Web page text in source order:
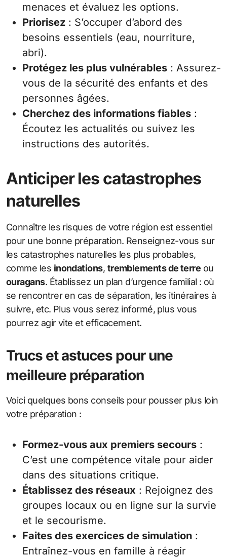
menaces et évaluez les options.
Priorisez : S’occuper d’abord des
besoins essentiels (eau, nourriture,
abri).
Protégez les plus vulnérables : Assurez-
vous de la sécurité des enfants et des
personnes âgées.
Cherchez des informations fiables :
Écoutez les actualités ou suivez les
instructions des autorités.
Anticiper les catastrophes
naturelles
Connaître les risques de votre région est essentiel
pour une bonne préparation. Renseignez-vous sur
les catastrophes naturelles les plus probables,
comme les inondations, tremblements de terre ou
ouragans. Établissez un plan d’urgence familial : où
se rencontrer en cas de séparation, les itinéraires à
suivre, etc. Plus vous serez informé, plus vous
pourrez agir vite et efficacement.
Trucs et astuces pour une
meilleure préparation
Voici quelques bons conseils pour pousser plus loin
votre préparation :
Formez-vous aux premiers secours :
C’est une compétence vitale pour aider
dans des situations critique.
Établissez des réseaux : Rejoignez des
groupes locaux ou en ligne sur la survie
et le secourisme.
Faites des exercices de simulation :
Entraînez-vous en famille à réagir